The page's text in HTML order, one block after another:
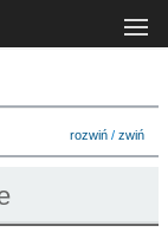
rozwiń / zwiń